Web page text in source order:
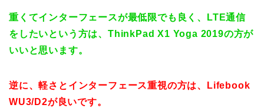
重くてインターフェースが最低限でも良く、LTE通信
をしたいという方は、ThinkPad X1 Yoga 2019の方が
いいと思います。
逆に、軽さとインターフェース重視の方は、Lifebook
WU3/D2が良いです。